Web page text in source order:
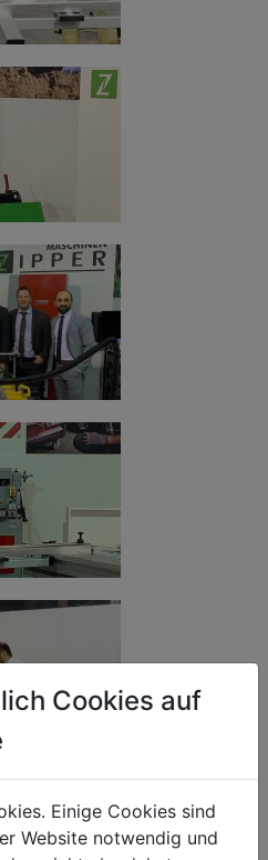
Cookies auf
Einige Cookies sind
Website notwendig und